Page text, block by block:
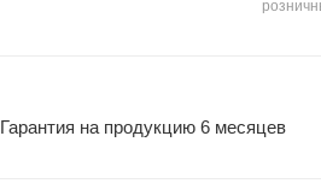
Гарантия на продукцию 6 месяцев